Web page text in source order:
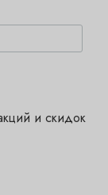
и скидок